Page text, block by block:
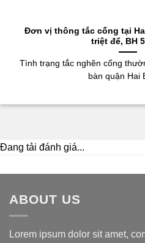
Đơn vị thông tắc cống tại
triệt để, BH
Tình trạng tắc nghẽn cống
bàn quận Hai
Đang tải đánh giá...
ABOUT US
Lorem ipsum dolor sit amet,